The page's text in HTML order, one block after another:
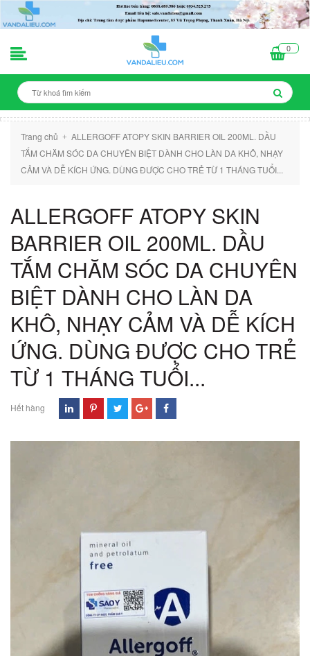
0
Trang chủ + ALLERGOFF ATOPY SKIN BARRIER OIL 200ML. DẦU
TẮM CHĂM SÓC DA CHUYÊN BIỆT DÀNH CHO LÀN DA KHÔ, NHẠY
CẢM VÀ DỄ KÍCH ỨNG. DÙNG ĐƯỢC CHO TRẺ TỪ 1 THÁNG TUỔI...
ALLERGOFF ATOPY SKIN
BARRIER OIL 200ML. DẦU
TẮM CHĂM SÓC DA CHUYÊN
BIỆT DÀNH CHO LÀN DA
KHÔ, NHẠY CẢM VÀ DỄ KÍCH
ỨNG. DÙNG ĐƯỢC CHO TRẺ
TỪ 1 THÁNG TUỔI...
Hết hàng